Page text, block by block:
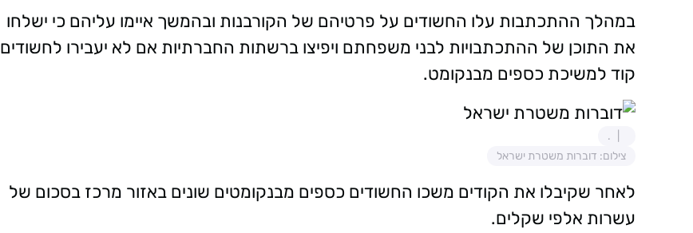
במהלך ההתכתבות עלו החשודים על פרטיהם של הקורבנות ובהמשך איימו עליהם כי ישלחו
את התוכן של ההתכתבויות לבני משפחתם ויפיצו ברשתות החברתיות אם לא יעבירו לחשודים
קוד למשיכת כספים מבנקומט.
.
צילום: דוברות משטרת ישראל
לאחר שקיבלו את הקודים משכו החשודים כספים מבנקומטים שונים באזור מרכז בסכום של
עשרות אלפי שקלים.